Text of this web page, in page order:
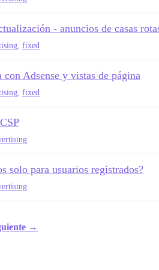
- anuncios de casas
fixed
con Adsense y vistas de página
fixed
solo para usuarios registrados?
→